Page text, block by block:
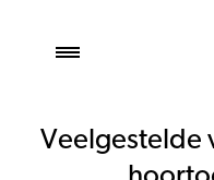
Veelgestelde